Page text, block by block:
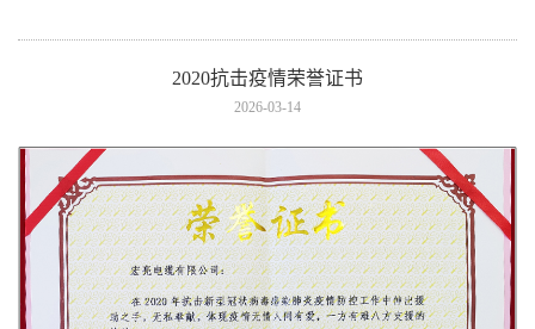
2020抗击疫情荣誉证书
2026-03-14